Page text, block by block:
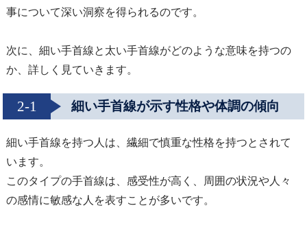
事について深い洞察を得られるのです。
次に、細い手首線と太い手首線がどのような意味を持つの
か、詳しく見ていきます。
2-1 細い手首線が示す性格や体調の傾向
細い手首線を持つ人は、繊細で慎重な性格を持つとされて
います。
このタイプの手首線は、感受性が高く、周囲の状況や人々
の感情に敏感な人を表すことが多いです。